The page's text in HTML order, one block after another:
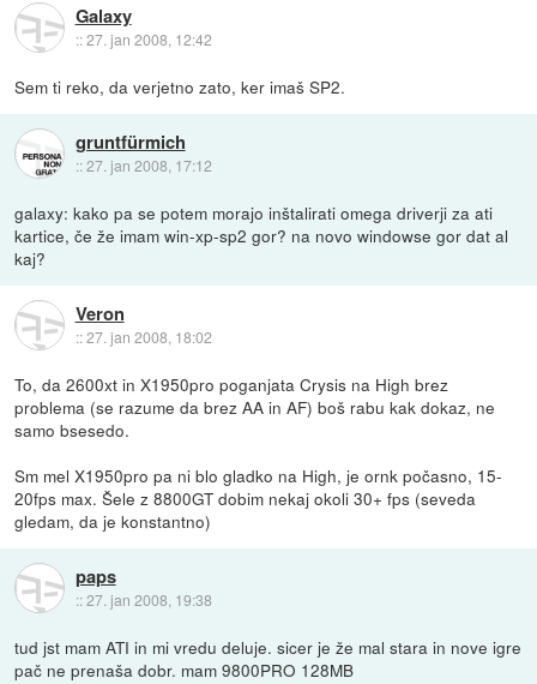
Galaxy
::27. jan 2008, 12:42
Sem ti reko, da verjetno zato, ker imaš SP2.
gruntfürmich
::27. jan 2008, 17:12
galaxy: kako pa se potem morajo inštalirati omega driverji za ati
kartice, če že imam win-xp-sp2 gor? na novo windowse gor dat al
kaj?
Veron
::27. jan 2008, 18:02
To, da 2600xt in X1950pro poganjata Crysis na High brez
problema (se razume da brez AA in AF) boš rabu kak dokaz, ne
samo bsesedo.
Sm mel X1950pro pa ni blo gladko na High, je ornk počasno, 15-
20fps max. Šele z 8800GT dobim nekaj okoli 30+ fps (seveda
gledam, da je konstantno)
paps
::27. jan 2008, 19:38
tud jst mam ATI in mi vredu deluje. sicer je že mal stara in nove igre
pač ne prenaša dobr. mam 9800PRO 128MB